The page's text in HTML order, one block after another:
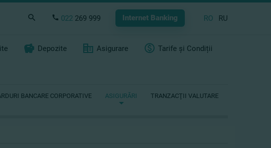
022 269 999 Internet Banking RO RU
Depozite Asigurare Tarife și Condiții
BANCARE CORPORATIVE ASIGURĂRI
TRANZACŢII VALUTARE